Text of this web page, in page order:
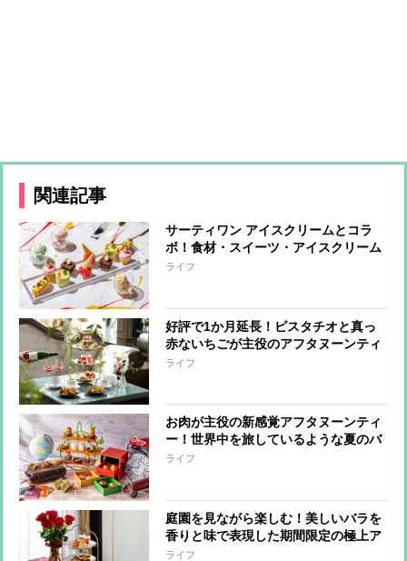
関連記事
サーティワン アイスクリームとコラ
ボ！食材・スイーツ・アイスクリーム
をかけ合わせた新感覚カラフルアフタ
ライフ
好評で1か月延長！ピスタチオと真っ
赤ないちごが主役のアフタヌーンティ
ー
ライフ
お肉が主役の新感覚アフタヌーンティ
ー！世界中を旅しているような夏のバ
カンス気分を食で満喫
ライフ
庭園を見ながら楽しむ！美しいバラを
香りと味で表現した期間限定の極上ア
フタヌーンティー
ライフ